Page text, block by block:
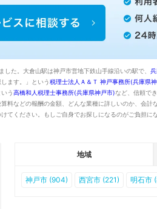
た。大倉山駅は神戸市営地下鉄山手線沿いの駅で、
ます。」という税理士法人Ａ＆Ｔ 神戸事務所(兵庫県
う高橋和人税理士事務所(兵庫県神戸市)など、信頼で
料などの報酬の金額、どんな業種に詳しいのか、会
てください。もしご自身でお探しになるのがご負担
地域
神戸市 (904) 西宮市 (221) 明石市